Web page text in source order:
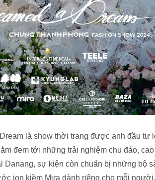
là show thời trang được anh đầu tư
đem tới những trải nghiệm chu đáo,
Danang, sự kiện còn chuẩn bị những bộ
ion kiềm Mira dành riêng cho mỗi người.